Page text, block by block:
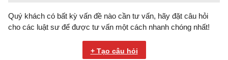
Quý khách có bất kỳ vấn đề nào cần tư vấn, hãy đặt câu hỏi
cho các luật sư để được tư vấn một cách nhanh chóng nhất!
+ Tạo câu hỏi